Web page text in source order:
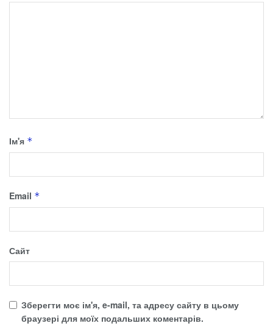
Ім'я *
Email *
Сайт
Зберегти моє ім'я, e-mail, та адресу сайту в цьому
браузері для моїх подальших коментарів.